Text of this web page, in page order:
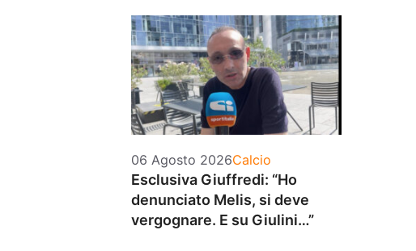
06 Agosto 2026Categorie
Calcio
Esclusiva Giuffredi: “Ho
denunciato Melis, si deve
vergognare. E su Giulini…”